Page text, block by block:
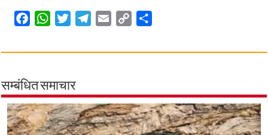
F
c
b
o
o
k
W
a
s
A
p
p
T
i
t
e
r
T
l
r
a
m
E
a
C
p
i
n
k
a
सम्बंधित समाचार